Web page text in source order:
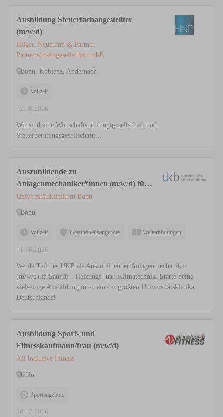
Ausbildung Steuerfachangestellter
(m/w/d)
Hilger, Neumann & Partner
Partnerschaftsgesellschaft mbB
Bonn, Koblenz, Andernach
Vollzeit
02.08.2026
Wir sind eine Wirtschaftsprüfungsgesellschaft und
Steuerberatungsgesellschaft;...
Auszubildende zu
Anlagenmechaniker*innen (m/w/d) für
Sanitär-, Heizungs- und Klimatechnik
Universitätsklinikum Bonn
Bonn
Vollzeit Gesundheitsangebote Weiterbildungen
01.08.2026
Werde Teil des UKB als Auszubildender Anlagenmechaniker
(m/w/d) in Sanitär-, Heizungs- und Klimatechnik. Starte deine
vielseitige Ausbildung in einem der größten Universitätsklinika
Deutschlands!
Ausbildung Sport- und
Fitnesskaufmann/frau (m/w/d)
All Inclusive Fitness
Köln
Sportangebote
26.07.2026